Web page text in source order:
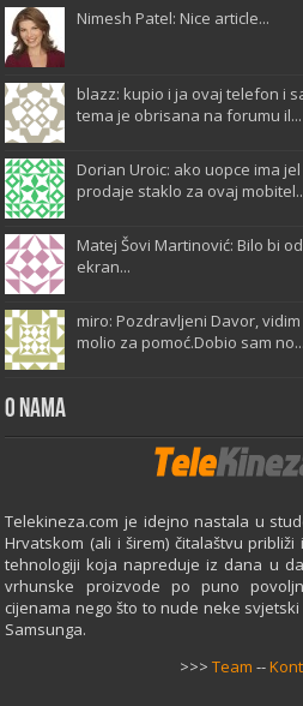
Nimesh Patel: Nice article...
blazz: kupio i ja ovaj telefon i
tema je obrisana na forumu il...
Dorian Uroic: ako uopce ima
prodaje staklo za ovaj
Matej Šovi Martinović: Bilo bi
ekran...
miro: Pozdravljeni Davor,
molio za pomoć.Dobio sam no...
O Nama
Telekineza.com je idejno nastala u
Hrvatskom (ali i širem) čitalaštvu
tehnologiji koja napreduje iz dana u
vrhunske proizvode po puno
cijenama nego što to nude neke
Samsunga.
>>> Team --